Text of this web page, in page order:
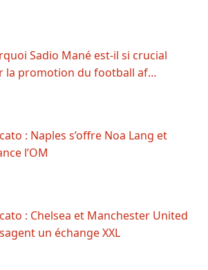
Sadio Mané est-il si crucial
la promotion du football af…
: Naples s’offre Noa Lang et
l’OM
: Chelsea et Manchester United
un échange XXL